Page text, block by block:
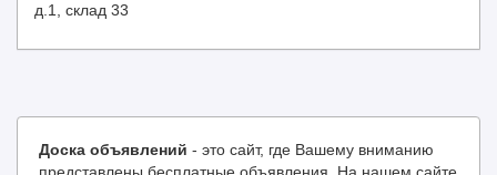
д.1, склад 33
Доска объявлений - это сайт, где Вашему вниманию